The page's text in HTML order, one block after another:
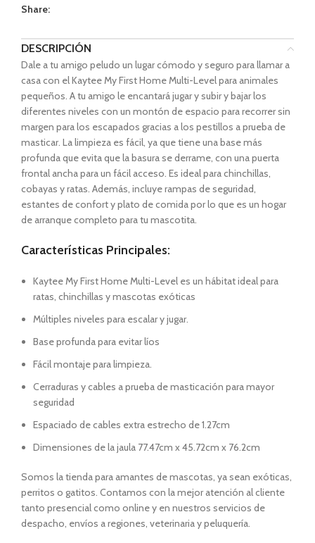
Share:
DESCRIPCIÓN
Dale a tu amigo peludo un lugar cómodo y seguro para llamar a
casa con el Kaytee My First Home Multi-Level para animales
pequeños. A tu amigo le encantará jugar y subir y bajar los
diferentes niveles con un montón de espacio para recorrer sin
margen para los escapados gracias a los pestillos a prueba de
masticar. La limpieza es fácil, ya que tiene una base más
profunda que evita que la basura se derrame, con una puerta
frontal ancha para un fácil acceso. Es ideal para chinchillas,
cobayas y ratas. Además, incluye rampas de seguridad,
estantes de confort y plato de comida por lo que es un hogar
de arranque completo para tu mascotita.
Características Principales:
Kaytee My First Home Multi-Level es un hábitat ideal para
ratas, chinchillas y mascotas exóticas
Múltiples niveles para escalar y jugar.
Base profunda para evitar líos
Fácil montaje para limpieza.
Cerraduras y cables a prueba de masticación para mayor
seguridad
Espaciado de cables extra estrecho de 1.27cm
Dimensiones de la jaula 77.47cm x 45.72cm x 76.2cm
Somos la tienda para amantes de mascotas, ya sean exóticas,
perritos o gatitos. Contamos con la mejor atención al cliente
tanto presencial como online y en nuestros servicios de
despacho, envíos a regiones, veterinaria y peluquería.